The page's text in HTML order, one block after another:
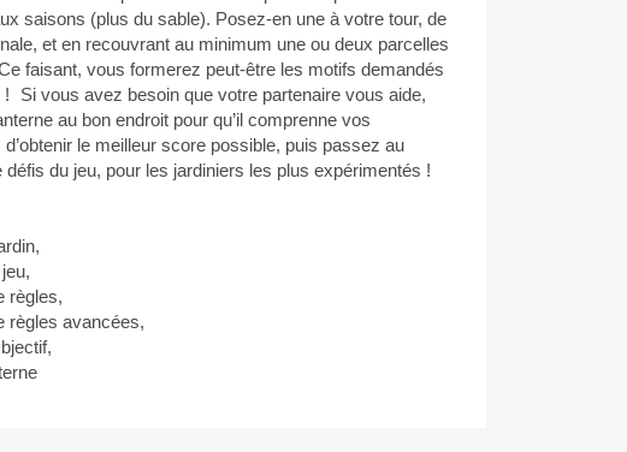
saisons (plus du sable). Posez-en une à votre tour, de
et en recouvrant au minimum une ou deux parcelles
faisant, vous formerez peut-être les motifs demandés
! Si vous avez besoin que votre partenaire vous aide,
au bon endroit pour qu’il comprenne vos
le meilleur score possible, puis passez au
défis du jeu, pour les jardiniers les plus expérimentés !
avancées,